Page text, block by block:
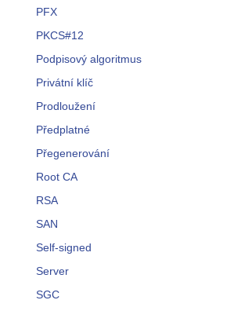
PFX
PKCS#12
Podpisový algoritmus
Privátní klíč
Prodloužení
Předplatné
Přegenerování
Root CA
RSA
SAN
Self-signed
Server
SGC